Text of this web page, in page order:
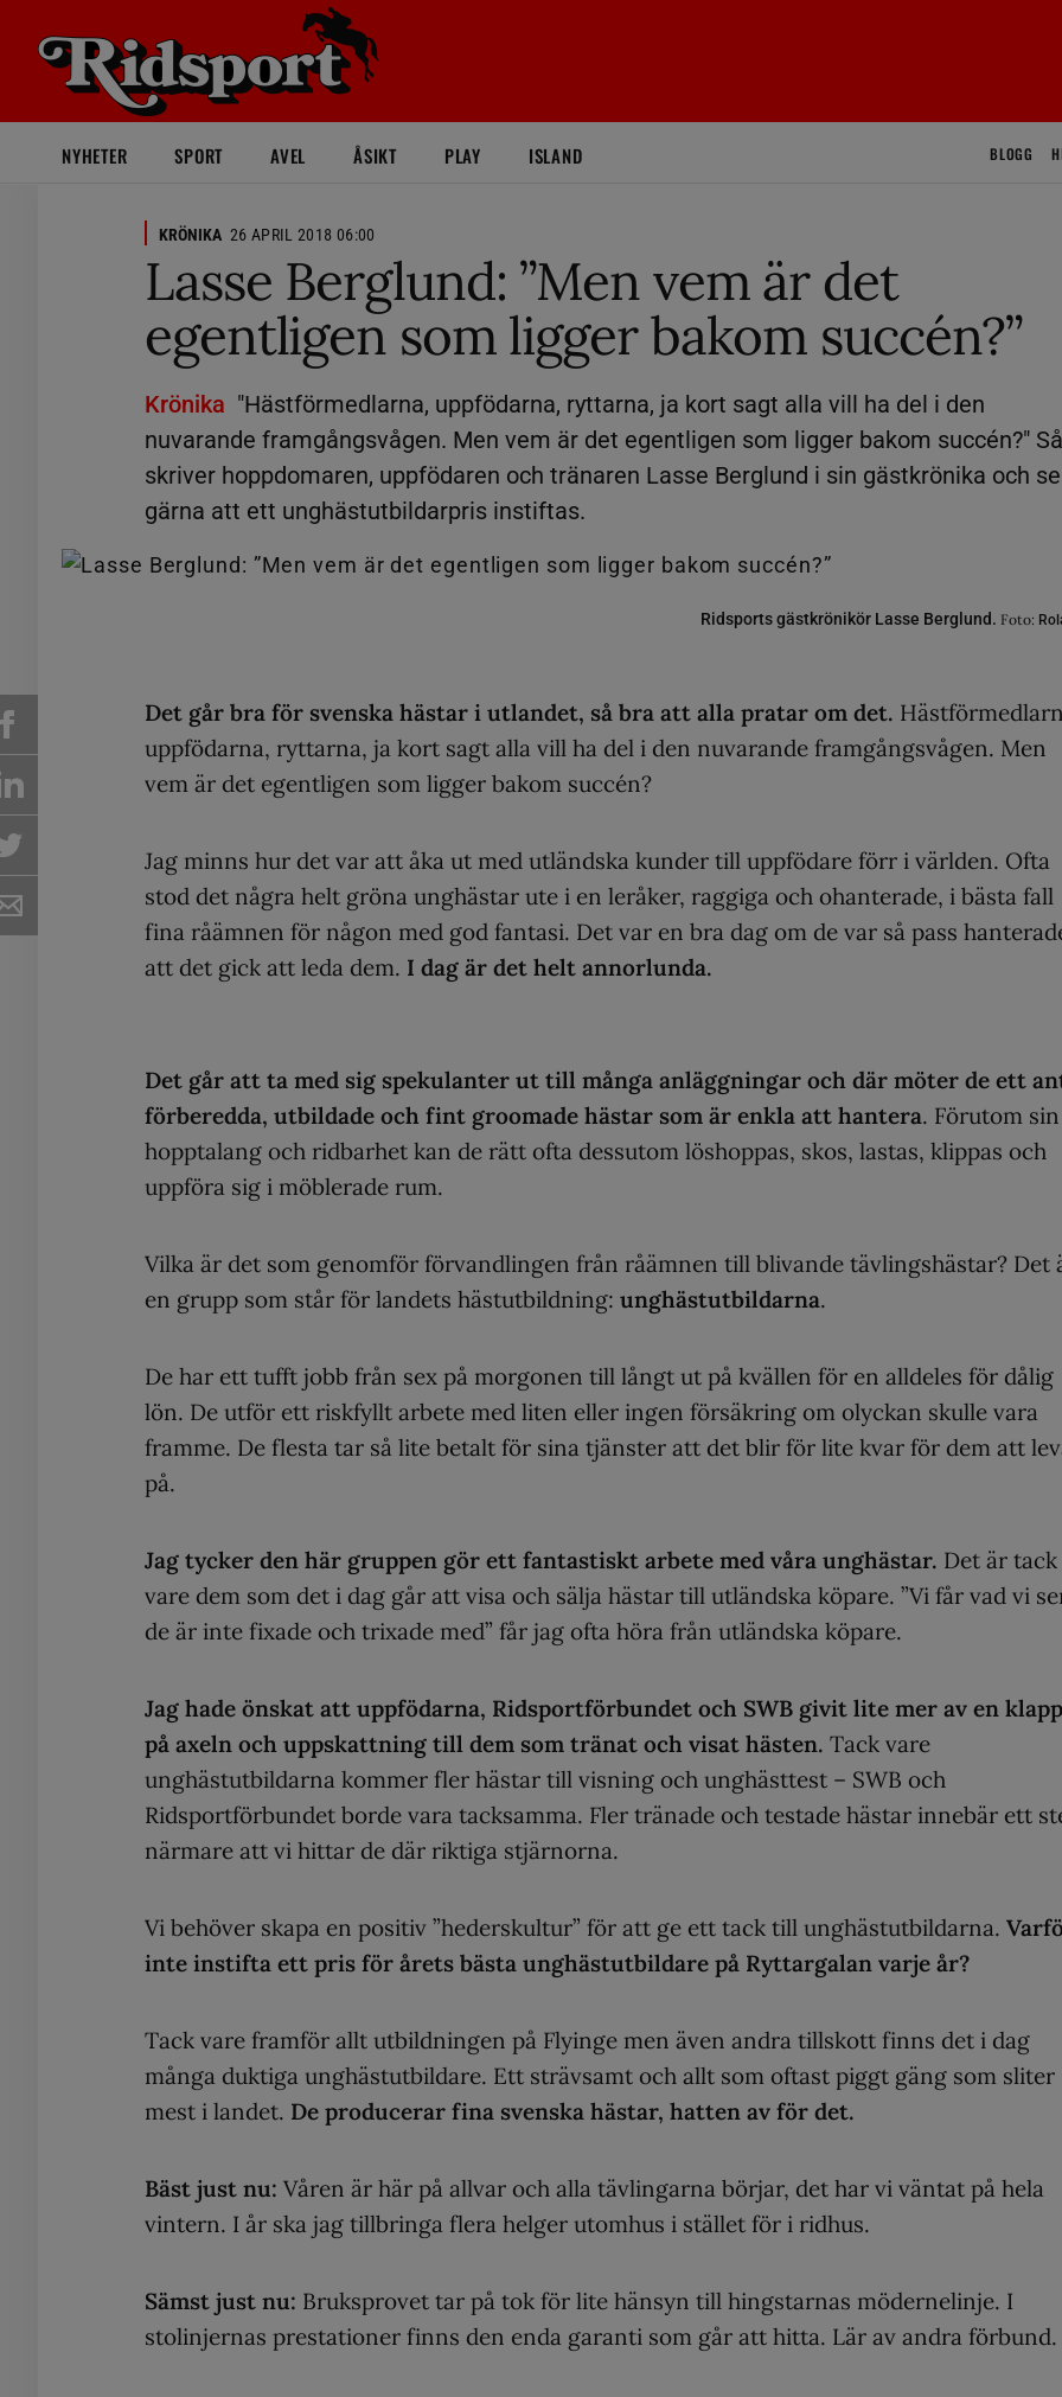
NYHETER SPORT AVEL ÅSIKT PLAY ISLAND BLOGG
KRÖNIKA 26 APRIL 2018 06:00
Lasse Berglund: ”Men vem är det
egentligen som ligger bakom succén?”
Krönika "Hästförmedlarna, uppfödarna, ryttarna, ja kort sagt alla vill ha del i den
nuvarande framgångsvågen. Men vem är det egentligen som ligger bakom succén?" Så
skriver hoppdomaren, uppfödaren och tränaren Lasse Berglund i sin gästkrönika och
gärna att ett unghästutbildarpris instiftas.
Ridsports gästkrönikör Lasse Berglund. Foto:
Det går bra för svenska hästar i utlandet, så bra att alla pratar om det.
uppfödarna, ryttarna, ja kort sagt alla vill ha del i den nuvarande framgångsvågen. Men
vem är det egentligen som ligger bakom succén?
Jag minns hur det var att åka ut med utländska kunder till uppfödare förr i världen. Ofta
stod det några helt gröna unghästar ute i en leråker, raggiga och ohanterade, i bästa fall
fina råämnen för någon med god fantasi. Det var en bra dag om de var så pass
att det gick att leda dem. I dag är det helt annorlunda.
Det går att ta med sig spekulanter ut till många anläggningar och där möter de ett
förberedda, utbildade och fint groomade hästar som är enkla att hantera. Förutom sin
hopptalang och ridbarhet kan de rätt ofta dessutom löshoppas, skos, lastas, klippas och
uppföra sig i möblerade rum.
Vilka är det som genomför förvandlingen från råämnen till blivande tävlingshästar? Det
en grupp som står för landets hästutbildning: unghästutbildarna.
De har ett tufft jobb från sex på morgonen till långt ut på kvällen för en alldeles för dålig
lön. De utför ett riskfyllt arbete med liten eller ingen försäkring om olyckan skulle vara
framme. De flesta tar så lite betalt för sina tjänster att det blir för lite kvar för dem att
på.
Jag tycker den här gruppen gör ett fantastiskt arbete med våra unghästar. Det är tack
vare dem som det i dag går att visa och sälja hästar till utländska köpare. ”Vi får vad vi
de är inte fixade och trixade med” får jag ofta höra från utländska köpare.
Jag hade önskat att uppfödarna, Ridsportförbundet och SWB givit lite mer av en klapp
på axeln och uppskattning till dem som tränat och visat hästen. Tack vare
unghästutbildarna kommer fler hästar till visning och unghästtest – SWB och
Ridsportförbundet borde vara tacksamma. Fler tränade och testade hästar innebär ett
närmare att vi hittar de där riktiga stjärnorna.
Vi behöver skapa en positiv ”hederskultur” för att ge ett tack till unghästutbildarna.
inte instifta ett pris för årets bästa unghästutbildare på Ryttargalan varje år?
Tack vare framför allt utbildningen på Flyinge men även andra tillskott finns det i dag
många duktiga unghästutbildare. Ett strävsamt och allt som oftast piggt gäng som sliter
mest i landet. De producerar fina svenska hästar, hatten av för det.
Bäst just nu: Våren är här på allvar och alla tävlingarna börjar, det har vi väntat på hela
vintern. I år ska jag tillbringa flera helger utomhus i stället för i ridhus.
Sämst just nu: Bruksprovet tar på tok för lite hänsyn till hingstarnas mödernelinje. I
stolinjernas prestationer finns den enda garanti som går att hitta. Lär av andra förbund.